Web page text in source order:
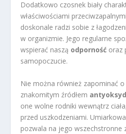
Dodatkowo czosnek biały
właściwościami
doskonale radzi sobie z
w organizmie. Jego regularne
wspierać naszą odporność oraz
samopoczucie.
Nie można również zapominać
znakomitym źródłem
one wolne rodniki wewnątrz
przed uszkodzeniami.
pozwala na jego wszechstronne